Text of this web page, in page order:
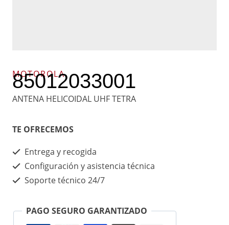
MOTOROLA
85012033001
ANTENA HELICOIDAL UHF TETRA
TE OFRECEMOS
Entrega y recogida
Configuración y asistencia técnica
Soporte técnico 24/7
PAGO SEGURO GARANTIZADO